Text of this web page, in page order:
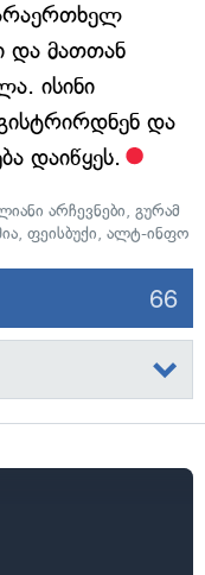
და მათთან
ისინი
და
დაიწყეს.
არჩევნები, გურამ
, ფეისბუქი, ალტ-ინფო
66